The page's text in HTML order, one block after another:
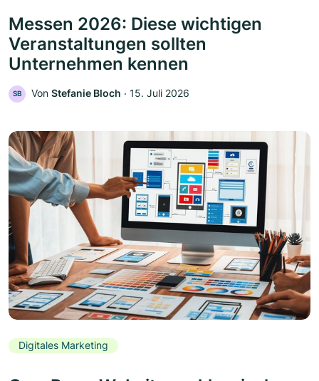
Messen 2026: Diese wichtigen
Veranstaltungen sollten
Unternehmen kennen
SB Von Stefanie Bloch ‧ 15. Juli 2026
Digitales Marketing